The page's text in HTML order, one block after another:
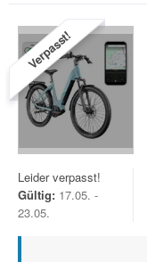
Verpasst!
Leider verpasst!
Gültig: 17.05. -
23.05.